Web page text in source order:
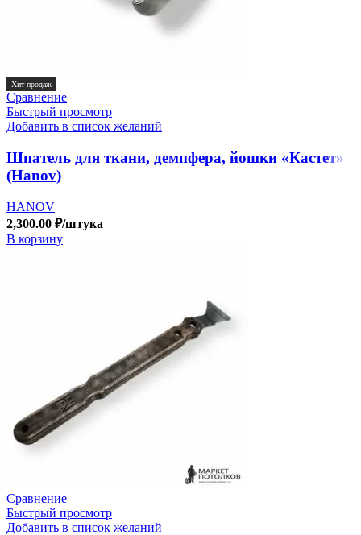
Хит продаж
Сравнение
Быстрый просмотр
Добавить в список желаний
Шпатель для ткани, демпфера, йошки «Кастет»
(Hanov)
HANOV
2,300.00 ₽/штука
В корзину
Сравнение
Быстрый просмотр
Добавить в список желаний